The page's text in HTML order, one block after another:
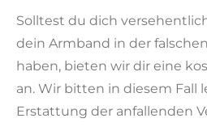
Solltest du dich
dein Armband in der
haben, bieten wir dir eine
an. Wir bitten in diesem Fall
Erstattung der anfallenden